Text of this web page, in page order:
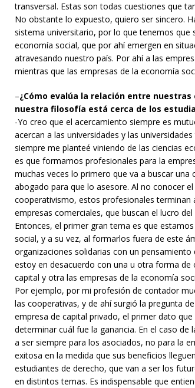
transversal. Estas son todas cuestiones que
No obstante lo expuesto, quiero ser sincero.
sistema universitario, por lo que tenemos que
economía social, que por ahí emergen en
atravesando nuestro país. Por ahí a las
mientras que las empresas de la economía
–¿Cómo evalúa la relación entre
nuestra filosofía está cerca de los
-Yo creo que el acercamiento siempre es
acercan a las universidades y las
siempre me planteé viniendo de las ciencias
es que formamos profesionales para la
muchas veces lo primero que va a buscar
abogado para que lo asesore. Al no conocer
cooperativismo, estos profesionales
empresas comerciales, que buscan el lucro
Entonces, el primer gran tema es que
social, y a su vez, al formarlos fuera de este
organizaciones solidarias con un
estoy en desacuerdo con una u otra forma
capital y otra las empresas de la economía
Por ejemplo, por mi profesión de contador
las cooperativas, y de ahí surgió la pregunta
empresa de capital privado, el primer dato
determinar cuál fue la ganancia. En el caso
a ser siempre para los asociados, no para la
exitosa en la medida que sus beneficios
estudiantes de derecho, que van a ser los
en distintos temas. Es indispensable que